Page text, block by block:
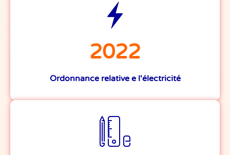
2022
Ordonnance relative e l'électricité